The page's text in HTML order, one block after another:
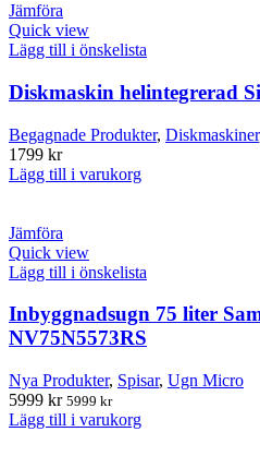
Jämföra
Quick view
Lägg till i önskelista
Diskmaskin helintegrerad
Begagnade Produkter, Diskmaskiner
1799 kr
Lägg till i varukorg
Jämföra
Quick view
Lägg till i önskelista
Inbyggnadsugn 75 liter
NV75N5573RS
Nya Produkter, Spisar, Ugn Micro
5999 kr 5999 kr
Lägg till i varukorg